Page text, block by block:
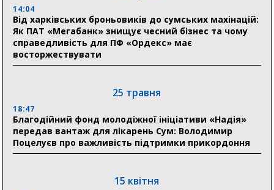
Романько розширює програму відпочинку дітей із
прифронтової Сумщини: перша група оздоровилася
в Австрії
18:30
Ніколаєнко: у Сумах погодили 115 компенсацій на
31 липня
21:01
До 19 400 гривень на паливо: Пенсійний фонд
Сумщини пояснив, як отримати допомогу на зиму
14:04
Від харківських броньовиків до сумських махінацій:
Як ПАТ «Мегабанк» знищує чесний бізнес та чому
справедливість для ПФ «Ордекс» має
восторжествувати
25 травня
18:47
Благодійний фонд молодіжної ініціативи «Надія»
передав вантаж для лікарень Сум: Володимир
Поцелуєв про важливість підтримки прикордоння
15 квітня